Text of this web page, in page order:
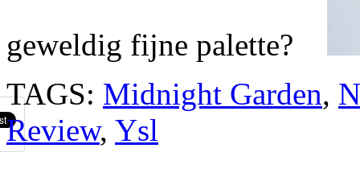
geweldig fijne palette?
TAGS: Midnight Garden,
Review, Ysl